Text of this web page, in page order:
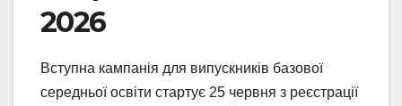
2026
Вступна кампанія для випускників базової
середньої освіти стартує 25 червня з реєстрації